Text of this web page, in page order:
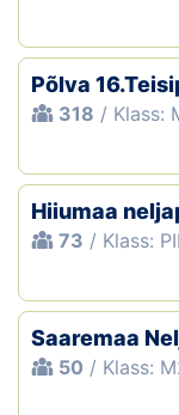
Põlva
318 / Klass:
Hiiumaa
73 / Klass:
Saaremaa
50 / Klass: